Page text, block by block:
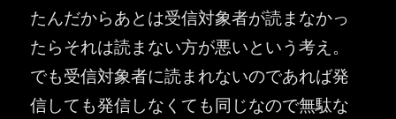
たんだからあとは受信対象者が読まなかっ
たらそれは読まない方が悪いという考え。
でも受信対象者に読まれないのであれば発
信しても発信しなくても同じなので無駄な